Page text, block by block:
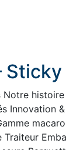
Sticky
Notre
Innovation
Traiteur